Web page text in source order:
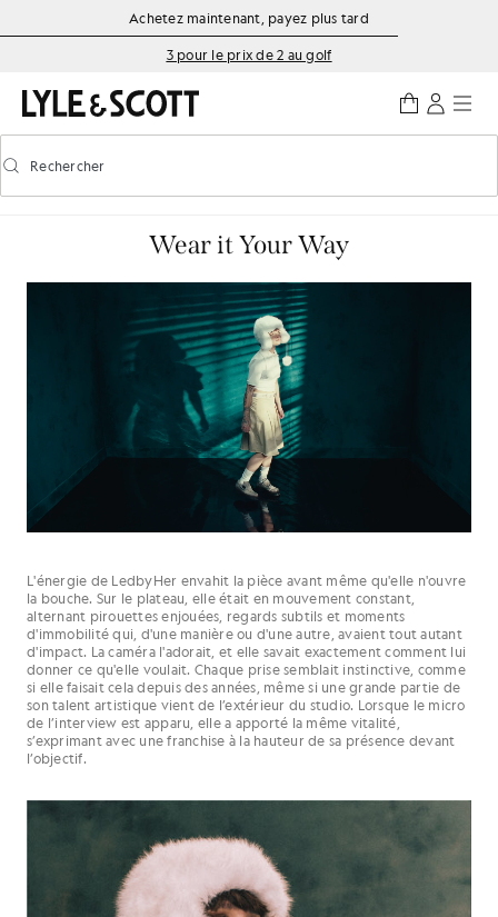
Aller directement au contenu principal
Informations sur l'accessibilité
Achetez maintenant, payez plus tard
3 pour le prix de 2 au golf
Activer/désactiver la recherche prédictive
Rechercher
Wear it Your Way
L'énergie de LedbyHer envahit la pièce avant même qu'elle n'ouvre
la bouche. Sur le plateau, elle était en mouvement constant,
alternant pirouettes enjouées, regards subtils et moments
d'immobilité qui, d'une manière ou d'une autre, avaient tout autant
d'impact. La caméra l'adorait, et elle savait exactement comment lui
donner ce qu'elle voulait. Chaque prise semblait instinctive, comme
si elle faisait cela depuis des années, même si une grande partie de
son talent artistique vient de l’extérieur du studio. Lorsque le micro
de l’interview est apparu, elle a apporté la même vitalité,
s’exprimant avec une franchise à la hauteur de sa présence devant
l’objectif.